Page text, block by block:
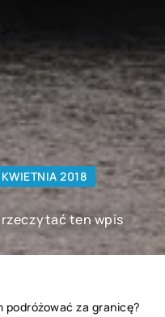
2018
ten wpis
podróżować za granicę?